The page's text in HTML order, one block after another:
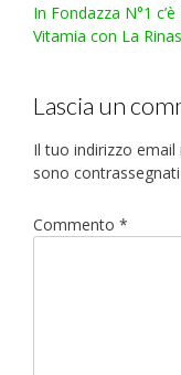
Post
navigation
In Fondazza N°1 c’è
Vitamia con La
Lascia un
Il tuo indirizzo
sono contrassegnati
Commento *